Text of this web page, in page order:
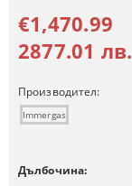
€1,470.99
2877.01 лв.
Производител:
Immergas
Дълбочина: